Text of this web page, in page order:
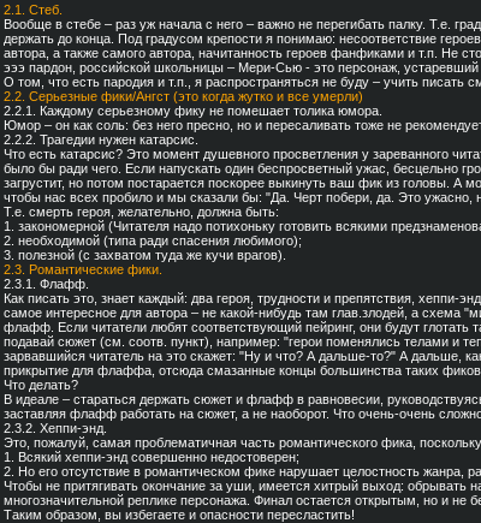
2.1. Стеб.
Вообще в стебе – раз уж начала с него – важно не перегибать палку. Т.е.
держать до конца. Под градусом крепости я понимаю: несоответствие
автора, а также самого автора, начитанность героев фанфиками и т.п. Не
эээ пардон, российской школьницы – Мери-Сью - это персонаж, устаревший
О том, что есть пародия и т.п., я распространяться не буду – учить писать
2.2. Серьезные фики/Ангст (это когда жутко и все умерли)
2.2.1. Каждому серьезному фику не помешает толика юмора.
Юмор – он как соль: без него пресно, но и пересаливать тоже не
2.2.2. Трагедии нужен катарсис.
Что есть катарсис? Это момент душевного просветления у зареванного
было бы ради чего. Если напускать один беспросветный ужас, бесцельно
загрустит, но потом постарается поскорее выкинуть ваш фик из головы. А
чтобы нас всех пробило и мы сказали бы: "Да. Черт побери, да. Это ужасно,
Т.е. смерть героя, желательно, должна быть:
1. закономерной (Читателя надо потихоньку готовить всякими
2. необходимой (типа ради спасения любимого);
3. полезной (с захватом туда же кучи врагов).
2.3. Романтические фики.
2.3.1. Флафф.
Как писать это, знает каждый: два героя, трудности и препятствия, хеппи-
самое интересное для автора – не какой-нибудь там глав.злодей, а схема
флафф. Если читатели любят соответствующий пейринг, они будут
подавай сюжет (см. соотв. пункт), например: "герои поменялись телами и
зарвавшийся читатель на это скажет: "Ну и что? А дальше-то?" А дальше,
прикрытие для флаффа, отсюда смазанные концы большинства таких фиков.
Что делать?
В идеале – стараться держать сюжет и флафф в равновесии,
заставляя флафф работать на сюжет, а не наоборот. Что очень-очень
2.3.2. Хеппи-энд.
Это, пожалуй, самая проблематичная часть романтического фика,
1. Всякий хеппи-энд совершенно недостоверен;
2. Но его отсутствие в романтическом фике нарушает целостность жанра,
Чтобы не притягивать окончание за уши, имеется хитрый выход: обрывать
многозначительной реплике персонажа. Финал остается открытым, но и не
Таким образом, вы избегаете и опасности пересластить!